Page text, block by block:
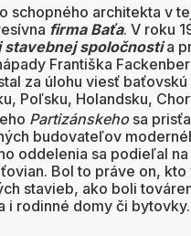
schopného architekta v
firma Baťa. V roku
stavebnej spoločnostia
Františka
za úlohu viesť
Poľsku, Holandsku,
Partizánskehosa
budovateľov
oddelenia sa podieľal
Bol to práve on,
stavieb, ako boli
i rodinné domy či bytovky.